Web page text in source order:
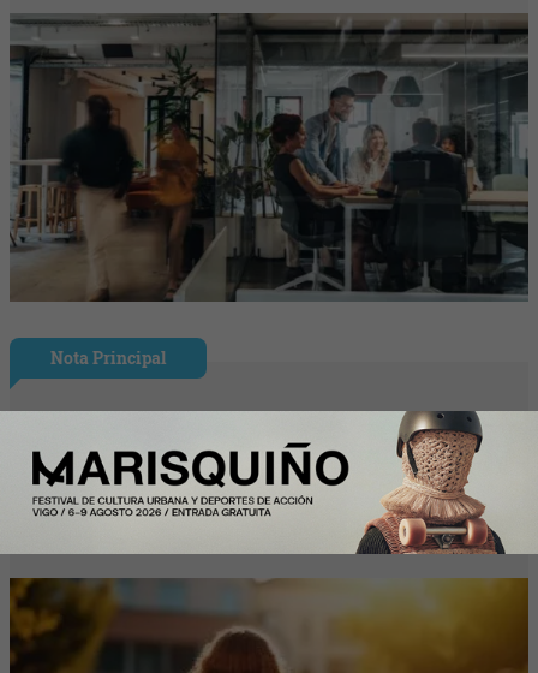
Nota Principal
Las familias destinarán 198 euros de
media a la «Vuelta al cole» por internet
(un 9% más que el año pasado)